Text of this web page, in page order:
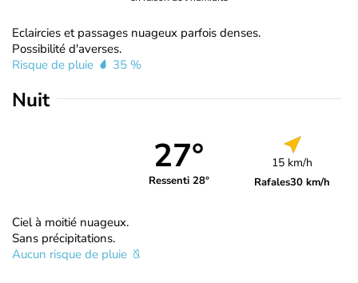
Eclaircies et passages nuageux parfois denses.
Possibilité d'averses.
Risque de pluie
35 %
Nuit
27°
Ressenti 28°
15 km/h
Rafales30 km/h
Ciel à moitié nuageux.
Sans précipitations.
Aucun risque de pluie